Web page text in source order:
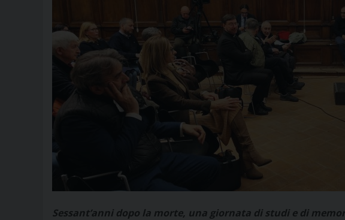
Sessant’anni dopo la morte, una giornata di studi e di